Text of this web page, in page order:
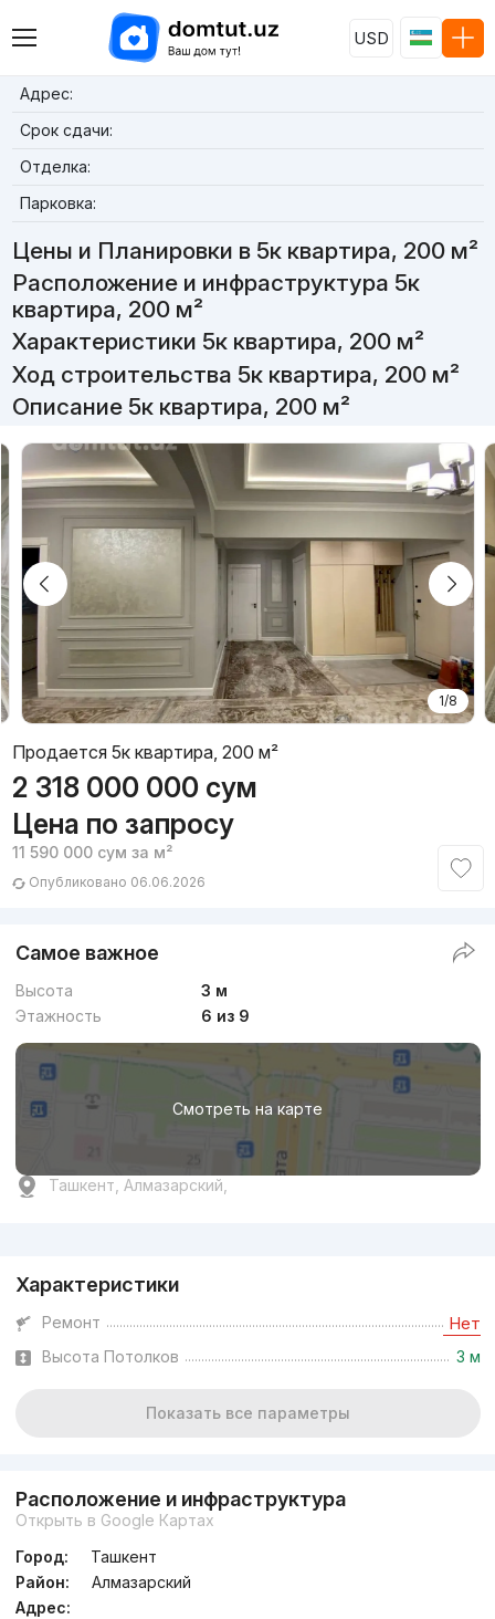
USD
Адрес:
Срок сдачи:
Отделка:
Парковка:
Цены и Планировки в 5к квартира, 200 м²
Расположение и инфраструктура 5к
квартира, 200 м²
Характеристики 5к квартира, 200 м²
Ход строительства 5к квартира, 200 м²
Описание 5к квартира, 200 м²
1/8
Продается 5к квартира, 200 м²
2 318 000 000 сум
Цена по запросу
11 590 000 сум за м²
Опубликовано 06.06.2026
Самое важное
Высота
3 м
Этажность
6 из 9
Смотреть на карте
Ташкент, Алмазарский,
Характеристики
Ремонт Нет
Высота Потолков 3 м
Показать все параметры
Расположение и инфраструктура
Открыть в Google Картах
Город:
Ташкент
Район:
Алмазарский
Адрес: